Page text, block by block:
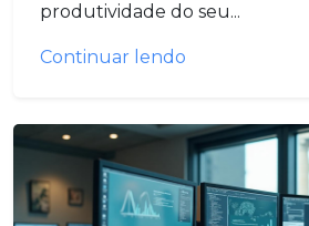
produtividade do seu...
Continuar lendo